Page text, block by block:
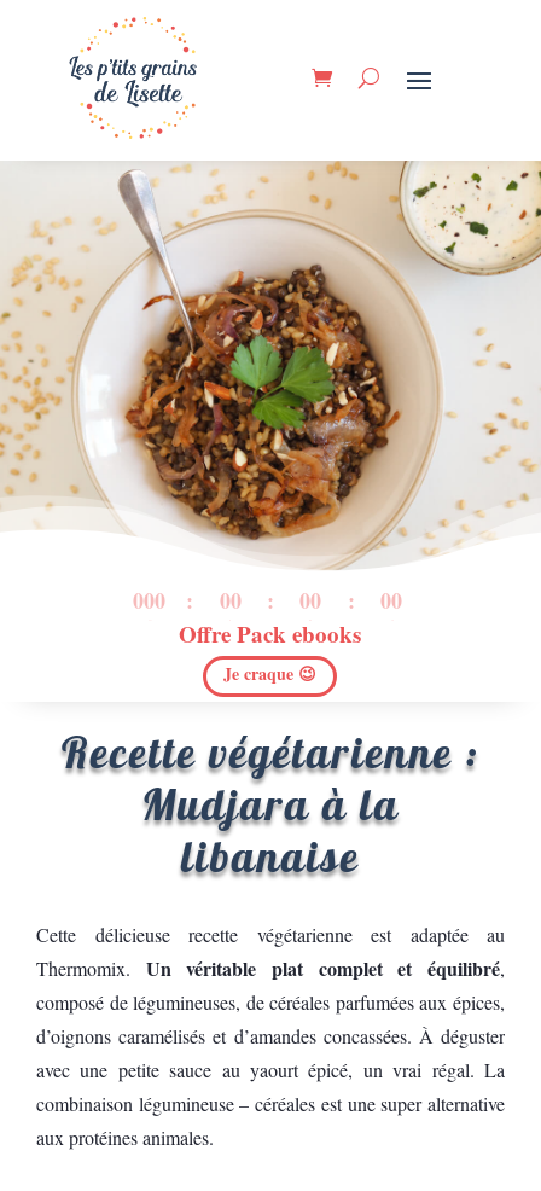
000 : 00 : 00 : 00
Offre Pack ebooks
Je craque 😉
Recette végétarienne :
Mudjara à la
libanaise
Cette délicieuse recette végétarienne est adaptée au
Thermomix. Un véritable plat complet et équilibré,
composé de légumineuses, de céréales parfumées aux épices,
d’oignons caramélisés et d’amandes concassées. À déguster
avec une petite sauce au yaourt épicé, un vrai régal. La
combinaison légumineuse – céréales est une super alternative
aux protéines animales.